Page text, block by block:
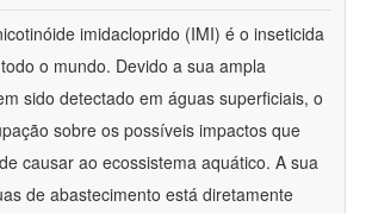
imidacloprido (IMI) é o inseticida
o mundo. Devido a sua ampla
sido detectado em águas superficiais, o
sobre os possíveis impactos que
causar ao ecossistema aquático. A sua
de abastecimento está diretamente